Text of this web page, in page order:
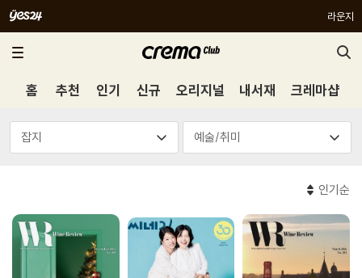
라운지
홈 추천 인기 신규 오리지널 내서재 크레마샵
인기순